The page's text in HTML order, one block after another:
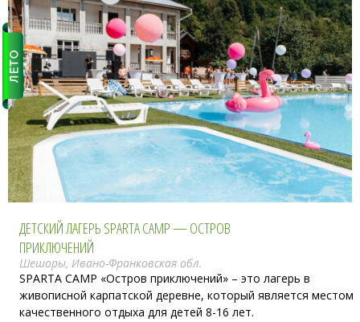
ДЕТСКИЙ ЛАГЕРЬ SPARTA CAMP — ОСТРОВ
ПРИКЛЮЧЕНИЙ
Шешоры, Ивано-Франковская обл.
SPARTA CAMP «Остров приключений» – это лагерь в
живописной карпатской деревне, который является местом
качественного отдыха для детей 8-16 лет.